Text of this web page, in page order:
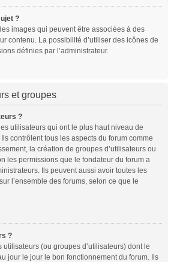
?
images qui peuvent être associées à des
contenu. La possibilité d’utiliser des icônes de
définies par l’administrateur.
et groupes
?
utilisateurs qui ont le plus haut niveau de
contrôlent tous les aspects du forum comme
la création de groupes d’utilisateurs ou
les permissions que le fondateur du forum a
Ils peuvent aussi avoir toutes les
l’ensemble des forums, selon ce que le
?
utilisateurs (ou groupes d’utilisateurs) dont le
jour le jour le bon fonctionnement du forum. Ils